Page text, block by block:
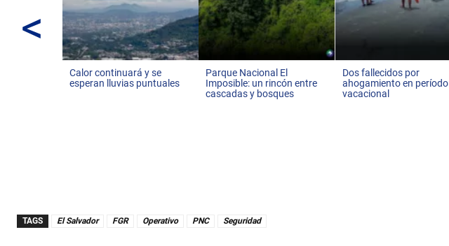
<
Calor continuará y se
esperan lluvias puntuales
Parque Nacional El
Imposible: un rincón entre
cascadas y bosques
Dos fallecidos por
ahogamiento en período
vacacional
TAGS El Salvador FGR Operativo PNC Seguridad